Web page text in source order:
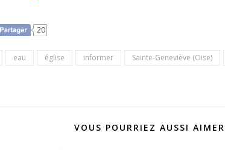
20
eau église informer Sainte-Geneviève (Oise)
VOUS POURRIEZ AUSSI AIMER